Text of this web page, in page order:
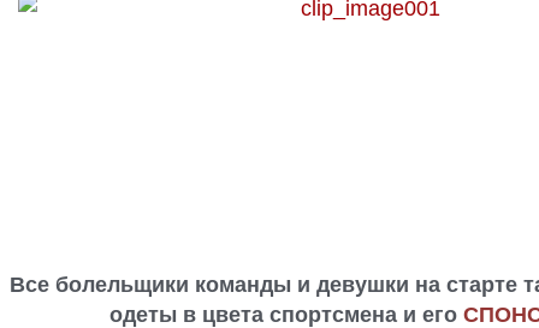
Все болельщики команды и девушки на старте
одеты в цвета спортсмена и его